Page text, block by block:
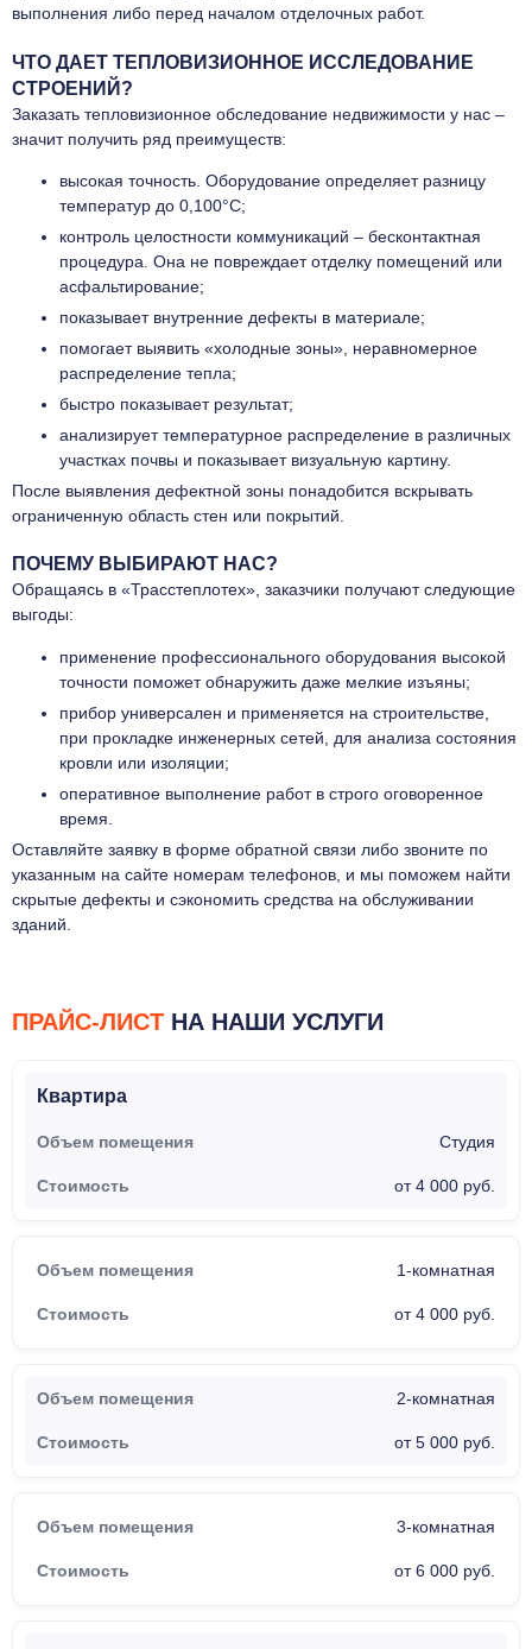
выполнения либо перед началом отделочных работ.
ЧТО ДАЕТ ТЕПЛОВИЗИОННОЕ ИССЛЕДОВАНИЕ
СТРОЕНИЙ?
Заказать тепловизионное обследование недвижимости у нас –
значит получить ряд преимуществ:
высокая точность. Оборудование определяет разницу
температур до 0,100°С;
контроль целостности коммуникаций – бесконтактная
процедура. Она не повреждает отделку помещений или
асфальтирование;
показывает внутренние дефекты в материале;
помогает выявить «холодные зоны», неравномерное
распределение тепла;
быстро показывает результат;
анализирует температурное распределение в различных
участках почвы и показывает визуальную картину.
После выявления дефектной зоны понадобится вскрывать
ограниченную область стен или покрытий.
ПОЧЕМУ ВЫБИРАЮТ НАС?
Обращаясь в «Трасстеплотех», заказчики получают следующие
выгоды:
применение профессионального оборудования высокой
точности поможет обнаружить даже мелкие изъяны;
прибор универсален и применяется на строительстве,
при прокладке инженерных сетей, для анализа состояния
кровли или изоляции;
оперативное выполнение работ в строго оговоренное
время.
Оставляйте заявку в форме обратной связи либо звоните по
указанным на сайте номерам телефонов, и мы поможем найти
скрытые дефекты и сэкономить средства на обслуживании
зданий.
ПРАЙС-ЛИСТ НА НАШИ УСЛУГИ
Квартира
Студия
от 4 000 руб.
1-комнатная
от 4 000 руб.
2-комнатная
от 5 000 руб.
3-комнатная
от 6 000 руб.